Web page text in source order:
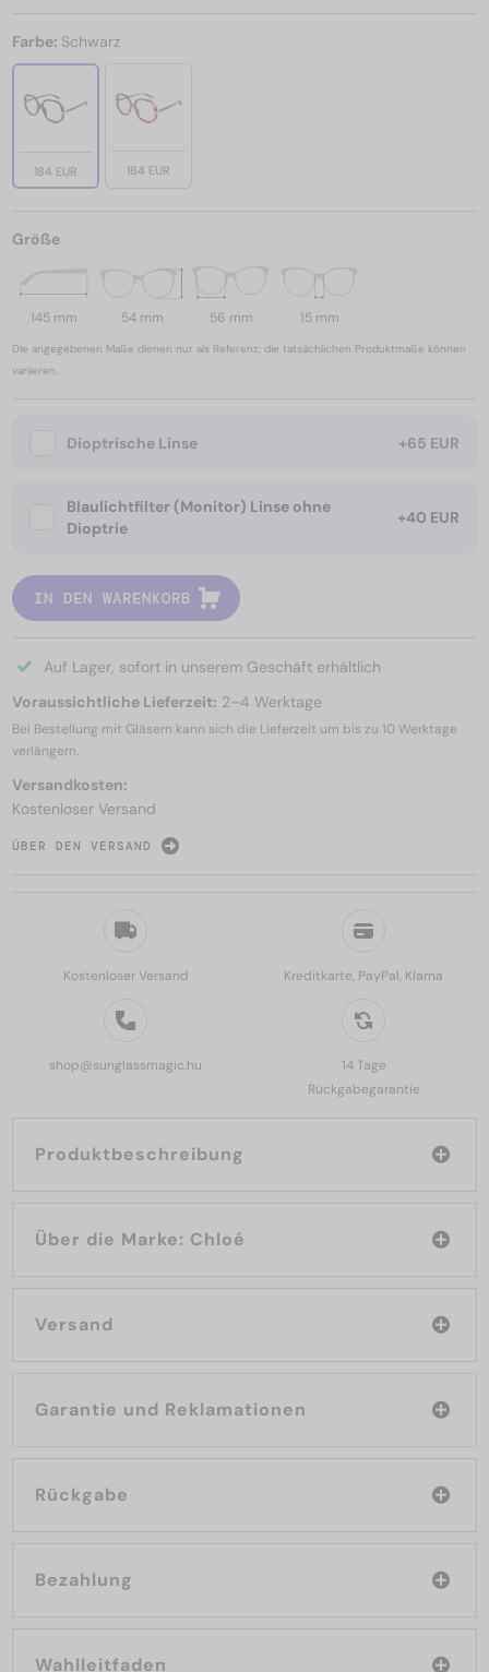
Kostenloser Versand Kreditkarte, PayPal, Klarna
shop@sunglassmagic.hu
14 Tage
Rückgabegarantie
Produktbeschreibung
Über die Marke: Chloé
Versand
Garantie und Reklamationen
Rückgabe
Bezahlung
Wahlleitfaden
Farbe: Schwarz
184 EUR 184 EUR
Größe
145 mm 54 mm 56 mm 15 mm
Die angegebenen Maße dienen nur als Referenz; die tatsächlichen Produktmaße können
variieren.
Dioptrische Linse +65 EUR
Blaulichtfilter (Monitor) Linse ohne
Dioptrie
+40 EUR
IN DEN WARENKORB
Auf Lager, sofort in unserem Geschäft erhältlich
Voraussichtliche Lieferzeit: 2–4 Werktage
Bei Bestellung mit Gläsern kann sich die Lieferzeit um bis zu 10 Werktage
verlängern.
Versandkosten:
Kostenloser Versand
ÜBER DEN VERSAND